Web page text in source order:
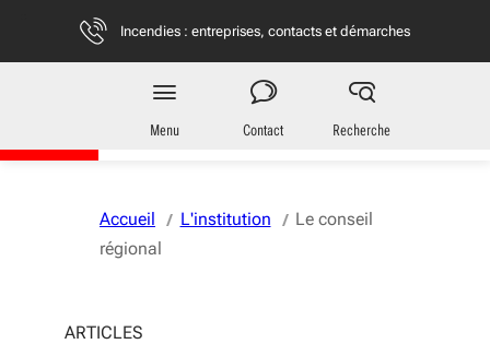
Vous naviguez en mode anonymisé,
Incendies : entreprises, contacts et démarches
Région
Nouvelle-Aquitaine
Menu Contact Recherche
Accueil L'institution
Le conseil
régional
ARTICLES